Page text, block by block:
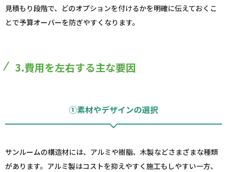
見積もり段階で、どのオプションを付けるかを明確に伝えておくこ
とで予算オーバーを防ぎやすくなります。
3.費用を左右する主な要因
①素材やデザインの選択
サンルームの構造材には、アルミや樹脂、木製などさまざまな種類
があります。アルミ製はコストを抑えやすく施工もしやすい一方、